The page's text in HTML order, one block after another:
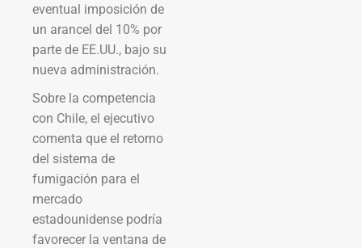
eventual imposición de
un arancel del 10% por
parte de EE.UU., bajo su
nueva administración.
Sobre la competencia
con Chile, el ejecutivo
comenta que el retorno
del sistema de
fumigación para el
mercado
estadounidense podría
favorecer la ventana de